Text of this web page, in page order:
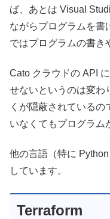
ば、あとは Visual
ながらプログラムを書
ではプログラムの書き
Cato クラウドの API
せないというのは変わ
くが隠蔽されているの
いなくてもプログラム
他の言語（特に
しています。
Terraform